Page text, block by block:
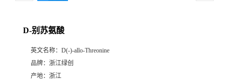
D-别苏氨酸
英文名称： D(-)-allo-Threonine
品牌： 浙江绿创
产地： 浙江